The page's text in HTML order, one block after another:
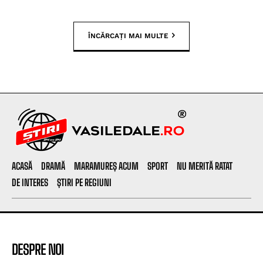
ÎNCĂRCAȚI MAI MULTE
ACASĂ DRAMĂ MARAMUREȘ ACUM SPORT
NU MERITĂ RATAT
DE INTERES
ȘTIRI PE REGIUNI
DESPRE NOI